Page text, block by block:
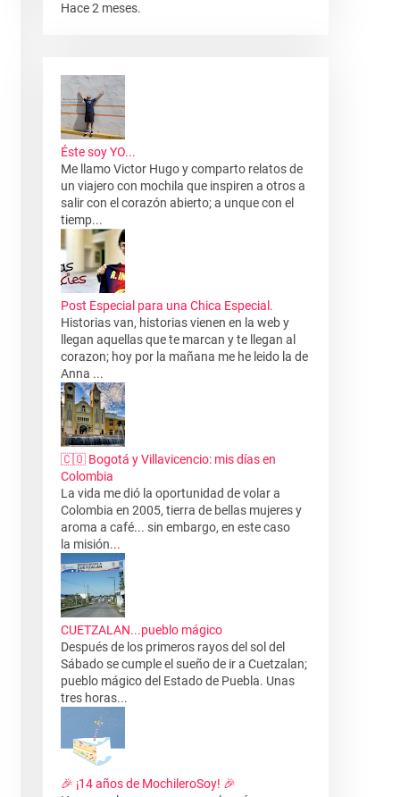
Hace 2 meses.
Éste soy YO...
Me llamo Victor Hugo y comparto relatos de
un viajero con mochila que inspiren a otros a
salir con el corazón abierto; a unque con el
tiemp...
Post Especial para una Chica Especial.
Historias van, historias vienen en la web y
llegan aquellas que te marcan y te llegan al
corazon; hoy por la mañana me he leido la de
Anna ...
🇨🇴 Bogotá y Villavicencio: mis días en
Colombia
La vida me dió la oportunidad de volar a
Colombia en 2005, tierra de bellas mujeres y
aroma a café... sin embargo, en este caso
la misión...
CUETZALAN...pueblo mágico
Después de los primeros rayos del sol del
Sábado se cumple el sueño de ir a Cuetzalan;
pueblo mágico del Estado de Puebla. Unas
tres horas...
🎉 ¡14 años de MochileroSoy! 🎉